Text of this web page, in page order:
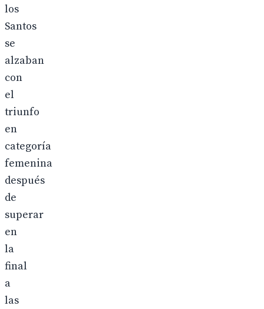
los
Santos
se
alzaban
con
el
triunfo
en
categoría
femenina
después
de
superar
en
la
final
a
las